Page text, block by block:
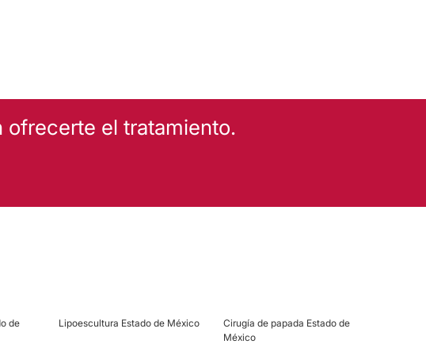
el tratamiento.
de
Lipoescultura Estado de México
Cirugía de papada Estado de
México